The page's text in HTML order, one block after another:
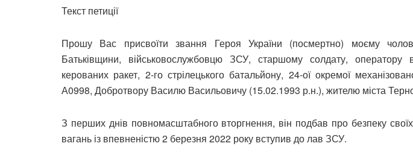
Текст петиції
Прошу Вас присвоїти звання Героя України (посмертно) моєму
Батьківщини, військовослужбовцю ЗСУ, старшому солдату, оператору
керованих ракет, 2-го стрілецького батальйону, 24-ої окремої
А0998, Добротвору Василю Васильовичу (15.02.1993 р.н.), жителю міста
З перших днів повномасштабного вторгнення, він подбав про безпеку
вагань із впевненістю 2 березня 2022 року вступив до лав ЗСУ.